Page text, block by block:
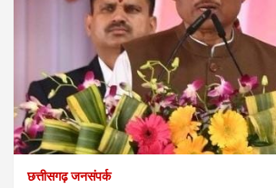
छत्तीसगढ़ जनसंपर्क